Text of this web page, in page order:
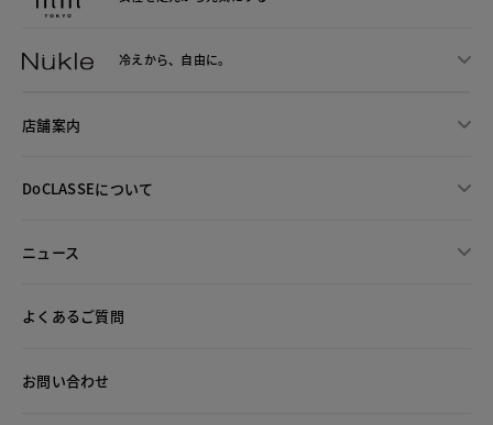
冷えから、 自由に。
店舗案内
DoCLASSEについて
ニュース
よくあるご質問
お問い合わせ